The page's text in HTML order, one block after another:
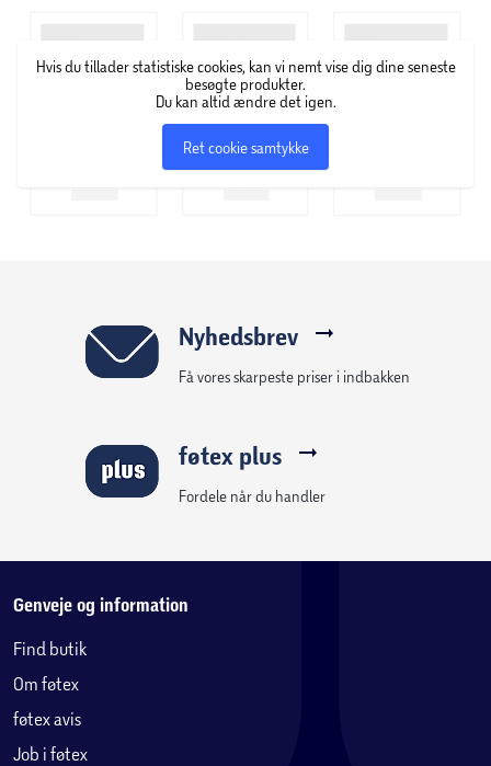
til at kombinere funktionalitet med stil. Giv dit hjem eller
kontor et friskt udtryk med denne alsidige magnettavle
Hvis du tillader statistiske cookies, kan vi nemt vise dig dine seneste
besøgte produkter.
Du kan altid ændre det igen.
Ret cookie samtykke
Nyhedsbrev
Få vores skarpeste priser i indbakken
føtex plus
Fordele når du handler
Genveje og information
Find butik
Om føtex
føtex avis
Job i føtex